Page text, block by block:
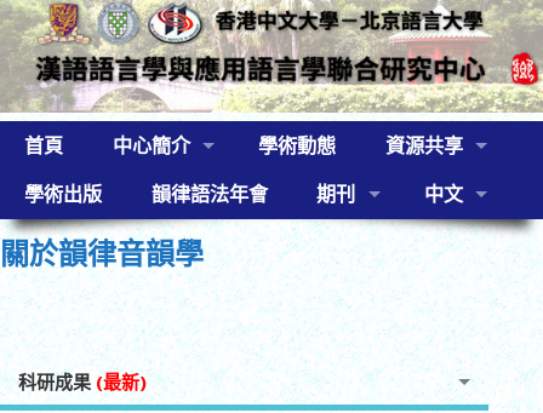
首頁 中心簡介 學術動態
資源共享
學術出版
韻律語法年會 期刊 中文
關於韻律音韻學
科研成果 (最新)